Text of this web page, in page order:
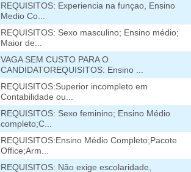
REQUISITOS: Experiencia na funçao, Ensino
Medio Co...
REQUISITOS: Sexo masculino; Ensino médio;
Maior de...
VAGA SEM CUSTO PARA O
CANDIDATOREQUISITOS: Ensino ...
REQUISITOS:Superior incompleto em
Contabilidade ou...
REQUISITOS: Sexo feminino; Ensino Médio
completo;C...
REQUISITOS:Ensino Médio Completo;Pacote
Office;Arm...
REQUISITOS: Não exige escolaridade,